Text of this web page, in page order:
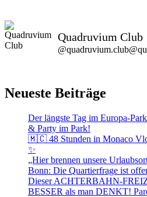
Quadruvium Club
Neueste Beiträge
Der längste Tag im Europa-
& Party im Park!
🇲🇨 48 Stunden in Monaco
✨
„Hier brennen unsere
Bonn: Die Quartierfrage ist
Dieser ACHTERBAHN-
BESSER als man DENKT!